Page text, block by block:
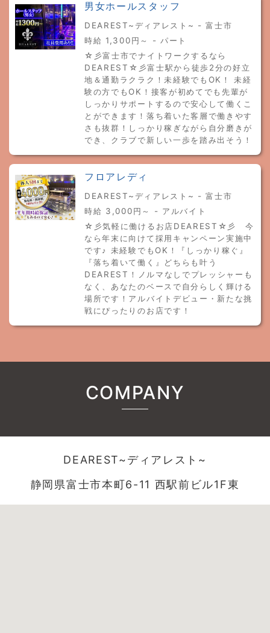
男女ホールスタッフ
DEAREST~ディアレスト~ - 富士市
時給 1,300円～ - パート
☆彡富士市でナイトワークするなら
DEAREST☆彡富士駅から徒歩2分の好立
地＆通勤ラクラク！未経験でもOK！ 未経
験の方でもOK！接客が初めてでも先輩が
しっかりサポートするので安心して働くこ
とができます！落ち着いた客層で働きやす
さも抜群！しっかり稼ぎながら自分磨きが
でき、クラブで新しい一歩を踏み出そう！
フロアレディ
DEAREST~ディアレスト~ - 富士市
時給 3,000円～ - アルバイト
☆彡気軽に働けるお店DEAREST☆彡 今
なら年末に向けて採用キャンペーン実施中
です♪ 未経験でもOK！『しっかり稼ぐ』
『落ち着いて働く』どちらも叶う
DEAREST！ノルマなしでプレッシャーも
なく、あなたのベースで自分らしく輝ける
場所です！アルバイトデビュー・新たな挑
戦にぴったりのお店です！
COMPANY
DEAREST~ディアレスト~
静岡県富士市本町6-11 西駅前ビル1F東